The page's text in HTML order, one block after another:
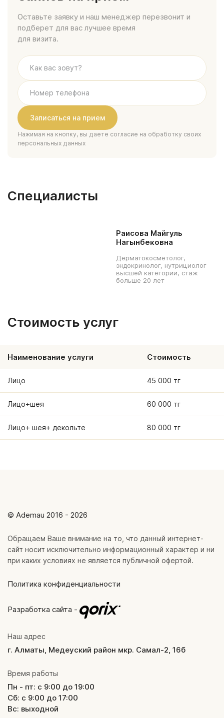
Оставьте заявку и наш менеджер перезвонит и
подберет для вас лучшее время
для визита.
Нажимая на кнопку, вы даете согласие на обработку своих
персональных данных
Специалисты
Раисова Майгуль
Нагынбековна
Дерматокосметолог,
эндокринолог, нутрициолог
высшей категории, стаж
больше 20 лет
Стоимость услуг
Наименование услуги Стоимость
Лицо 45 000 тг
Лицо+шея 60 000 тг
Лицо+ шея+ декольте 80 000 тг
© Ademau 2016 - 2026
Обращаем Ваше внимание на то, что данный интернет-
сайт носит исключительно информационный характер и ни
при каких условиях не является публичной офертой.
Политика конфиденциальности
Разработка сайта -
Наш адрес
г. Алматы, Медеуский район мкр. Самал-2, 16б
Время работы
Пн - пт: с 9:00 до 19:00
Сб: с 9:00 до 17:00
Вс: выходной